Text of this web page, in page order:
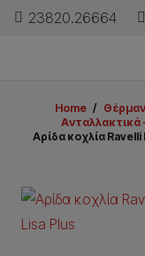
23820.26664
Home /
Αρίδα κοχλία